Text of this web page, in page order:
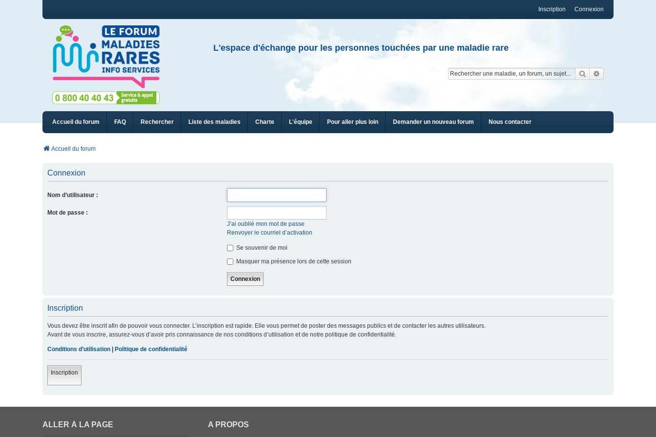
Connexion
Inscription
L'espace d'échange pour les personnes touchées par une maladie rare
Rechercher
Accueil du forum FAQ Rechercher Liste des maladies Charte L'équipe Pour aller plus loin Demander un nouveau forum Nous contacter
Accueil du forum
Connexion
Nom d’utilisateur :
Mot de passe :
J’ai oublié mon mot de passe
Renvoyer le courriel d’activation
Se souvenir de moi
Masquer ma présence lors de cette session
Inscription
Vous devez être inscrit afin de pouvoir vous connecter. L’inscription est rapide. Elle vous permet de poster des messages publics et de contacter les autres utilisateurs.
Avant de vous inscrire, assurez-vous d’avoir pris connaissance de nos conditions d’utilisation et de notre politique de confidentialité.
Conditions d’utilisation Politique de confidentialité
Inscription
ALLER À LA PAGE A PROPOS